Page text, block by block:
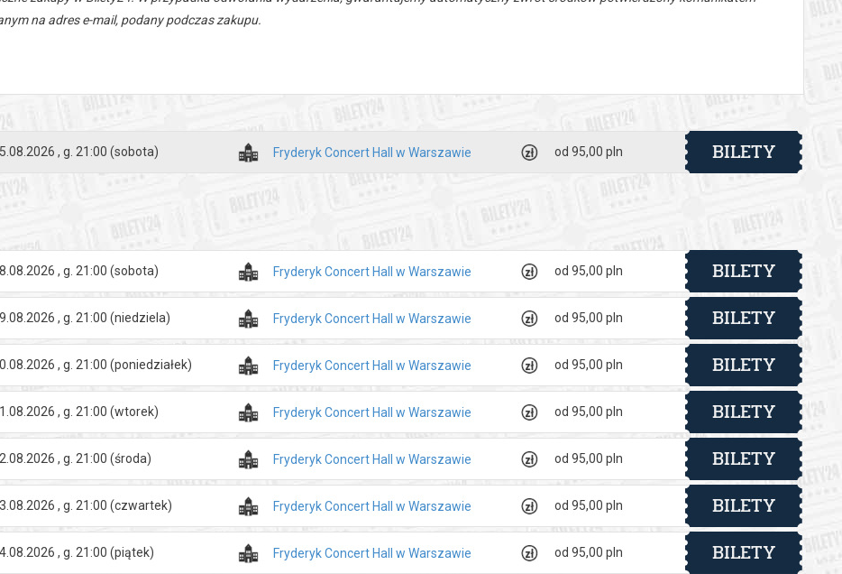
na adres e-mail, podany podczas zakupu.
, g. 21:00 (sobota) Fryderyk Concert Hall w Warszawie od 95,00 pln BILETY
, g. 21:00 (sobota) Fryderyk Concert Hall w Warszawie od 95,00 pln BILETY
, g. 21:00 (niedziela) Fryderyk Concert Hall w Warszawie od 95,00 pln BILETY
, g. 21:00 (poniedziałek) Fryderyk Concert Hall w Warszawie od 95,00 pln BILETY
, g. 21:00 (wtorek) Fryderyk Concert Hall w Warszawie od 95,00 pln BILETY
, g. 21:00 (środa) Fryderyk Concert Hall w Warszawie od 95,00 pln BILETY
, g. 21:00 (czwartek) Fryderyk Concert Hall w Warszawie od 95,00 pln BILETY
, g. 21:00 (piątek) Fryderyk Concert Hall w Warszawie od 95,00 pln BILETY